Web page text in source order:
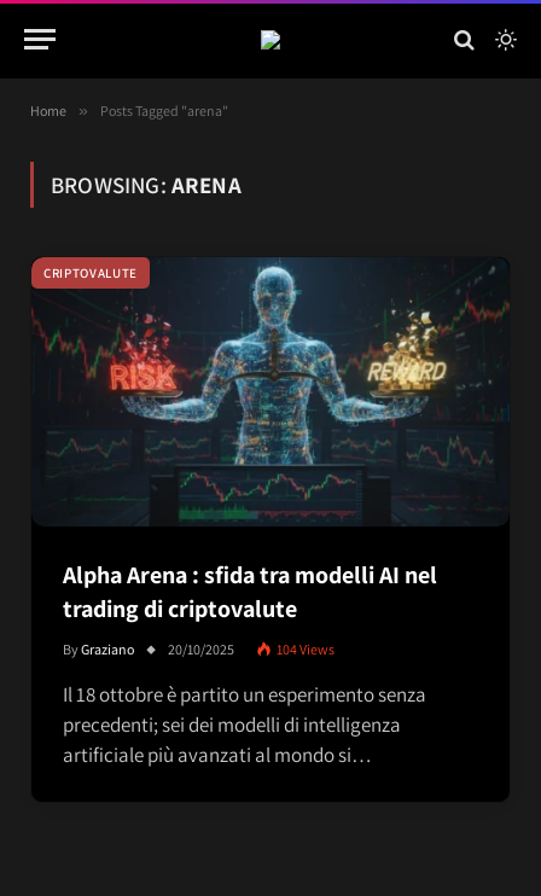
Home » Posts Tagged "arena"
BROWSING: ARENA
CRIPTOVALUTE
Alpha Arena : sfida tra modelli AI nel
trading di criptovalute
ByGraziano 20/10/2025 104Views
Il 18 ottobre è partito un esperimento senza
precedenti; sei dei modelli di intelligenza
artificiale più avanzati al mondo si…